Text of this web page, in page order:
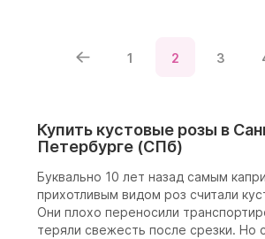
1 2 3
Купить кустовые розы в
Петербурге (СПб)
Буквально 10 лет назад самым
прихотливым видом роз считали
Они плохо переносили
теряли свежесть после срезки. Но